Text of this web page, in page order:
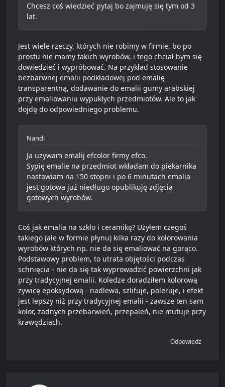
Chcesz coś wiedzieć pytaj bo zajmuję się tym od 3
lat.
Jest wiele rzeczy, których nie robimy w firmie, bo po
prostu nie mamy takich wyrobów, i tego chciał bym się
dowiedzieć i wypróbować. Na przykład stosowanie
bezbarwnej emalii podkładowej pod emalię
transparentną, dodawanie do emalii gumy arabskiej
przy emaliowaniu wypukłych przedmiotów. Ale to jak
dojdę do odpowiedniego problemu.
Nandi
Ja używam emalij efcolor firmy efco.
Sypię emalie na przedmiot wkładam do piekarnika
nastawiam na 150 stopni i po 6 minutach emalia
jest gotowa już niedługo opublikuję zdjęcia
gotowych wyrobów.
Coś jak emalia na szkło i ceramikę? Użyłem czegoś
takiego (ale w formie płynu) kilka razy do kolorowania
wyrobów których np. nie da się emaliować na gorąco.
Podstawowy problem, to utrata objętości podczas
schnięcia - nie da się tak wyprowadzić powierzchni jak
przy tradycyjnej emalii. Koledze doradziłem kolorową
żywicę epoksydową - nadlewa, szlifuje, poleruje, i efekt
jest lepszy niż przy tradycyjnej emalii - zawsze ten sam
kolor, żadnych przebarwień, przepaleń, nie mutuje przy
krawędziach.
Odpowiedz